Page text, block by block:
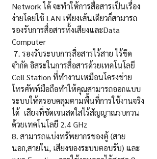
Network ได้ จะทำให้การสื่อสารเป็นเรื่อง
ง่ายโดยใช้ LAN เพียงเส้นเดียวก็สามารถ
รองรับการสื่อสารทั้งเสียงและData
Computer
7. รองรับระบบการสื่อสารไร้สาย ไร้ขีด
จำกัด อิสระในการสื่อสารด้วยเทคโนโลยี
Cell Station ที่ทำงานเหมือนโครงข่าย
โทรศัพท์มือถือทำให้คุณสามารถออกแบบ
ระบบให้ครอบคลุมตามพื้นที่การใช้งานจริง
ได้ เสียงที่ชัดเจนสดใสไร้สัญญาณรบกวน
ด้วยเทคโนโลยี 2.4 GHz
8. สามารถแบ่งทรัพยากรของตู้ (สาย
นอก,สายใน, เสียงของระบบตอบรับ) และ